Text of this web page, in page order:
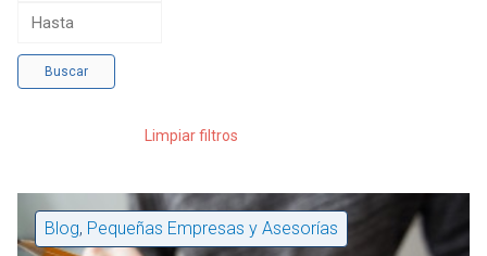
Buscar
Limpiar filtros
Blog, Pequeñas Empresas y Asesorías